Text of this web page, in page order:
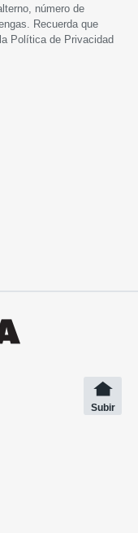
número de
Recuerda que
Política de Privacidad
Subir